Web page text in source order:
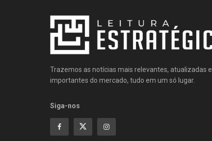
Trazemos as notícias mais relevantes, atualizadas e
importantes do mercado, tudo em um só lugar.
Siga-nos